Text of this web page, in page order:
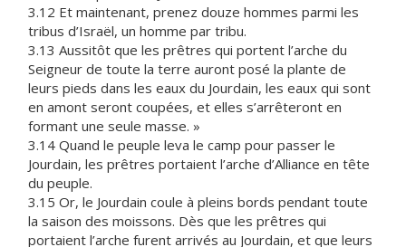
3.12 Et maintenant, prenez douze hommes parmi les
tribus d’Israël, un homme par tribu.
3.13 Aussitôt que les prêtres qui portent l’arche du
Seigneur de toute la terre auront posé la plante de
leurs pieds dans les eaux du Jourdain, les eaux qui sont
en amont seront coupées, et elles s’arrêteront en
formant une seule masse. »
3.14 Quand le peuple leva le camp pour passer le
Jourdain, les prêtres portaient l’arche d’Alliance en tête
du peuple.
3.15 Or, le Jourdain coule à pleins bords pendant toute
la saison des moissons. Dès que les prêtres qui
portaient l’arche furent arrivés au Jourdain, et que leurs